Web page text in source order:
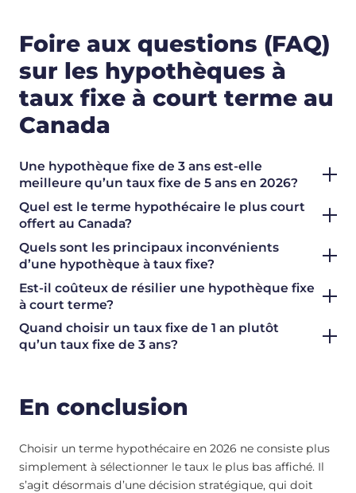
Foire aux questions (FAQ)
sur les hypothèques à
taux fixe à court terme au
Canada
Une hypothèque fixe de 3 ans est-elle
meilleure qu’un taux fixe de 5 ans en 2026?
Quel est le terme hypothécaire le plus court
offert au Canada?
Quels sont les principaux inconvénients
d’une hypothèque à taux fixe?
Est-il coûteux de résilier une hypothèque fixe
à court terme?
Quand choisir un taux fixe de 1 an plutôt
qu’un taux fixe de 3 ans?
En conclusion
Choisir un terme hypothécaire en 2026 ne consiste plus
simplement à sélectionner le taux le plus bas affiché. Il
s’agit désormais d’une décision stratégique, qui doit